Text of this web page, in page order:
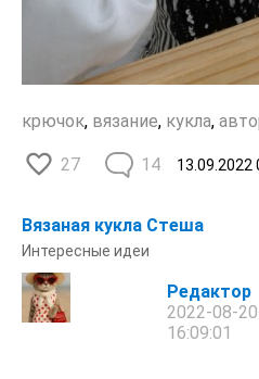
крючок, вязание, кукла,
27 13.09.2022
14
Вязаная кукла Стеша
Интересные идеи
Редактор
2022-08-20
16:09:01